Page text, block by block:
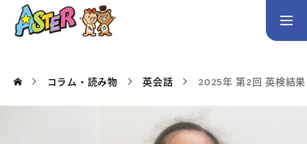
トップページ
コラム・読み物 英会話 2025年 第2回 英検結果